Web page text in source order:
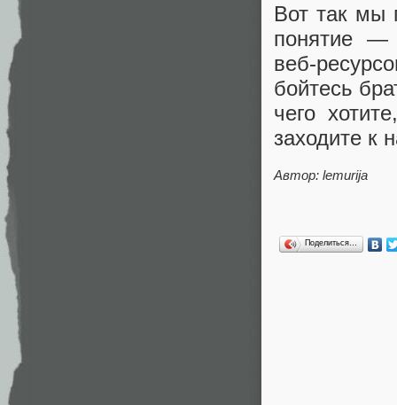
Вот так мы
понятие —
веб-
бойтесь
чего
заходите к
Автор: lemurija
Поделиться…